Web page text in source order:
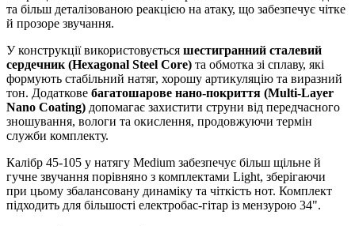
та більш деталізованою реакцією на атаку, що забезпечує чітке
й прозоре звучання.
У конструкції використовується шестигранний сталевий
сердечник (Hexagonal Steel Core) та обмотка зі сплаву, які
формують стабільний натяг, хорошу артикуляцію та виразний
тон. Додаткове багатошарове нано-покриття (Multi-Layer
Nano Coating) допомагає захистити струни від передчасного
зношування, вологи та окислення, продовжуючи термін
служби комплекту.
Калібр 45-105 у натягу Medium забезпечує більш щільне й
гучне звучання порівняно з комплектами Light, зберігаючи
при цьому збалансовану динаміку та чіткість нот. Комплект
підходить для більшості електробас-гітар із мензурою 34".